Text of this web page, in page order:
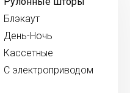
Блэкаут
День-Ночь
Кассетные
С электроприводом